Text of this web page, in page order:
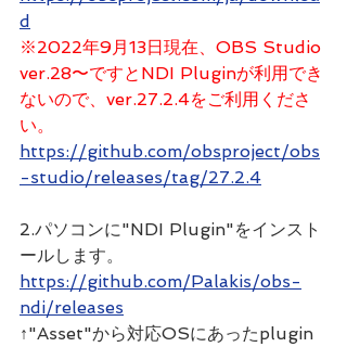
d
※2022年9月13日現在、OBS Studio
ver.28〜ですとNDI Pluginが利用でき
ないので、ver.27.2.4をご利用くださ
い。
https://github.com/obsproject/obs
-studio/releases/tag/27.2.4
2.パソコンに"NDI Plugin"をインスト
ールします。
https://github.com/Palakis/obs-
ndi/releases
↑"Asset"から対応OSにあったplugin